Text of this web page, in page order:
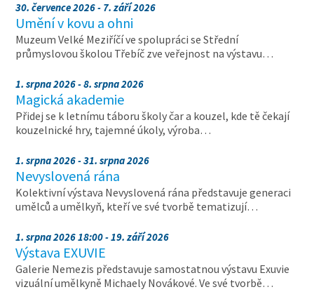
30. července 2026 - 7. září 2026
Umění v kovu a ohni
Muzeum Velké Meziříčí ve spolupráci se Střední
průmyslovou školou Třebíč zve veřejnost na výstavu…
1. srpna 2026 - 8. srpna 2026
Magická akademie
Přidej se k letnímu táboru školy čar a kouzel, kde tě čekají
kouzelnické hry, tajemné úkoly, výroba…
1. srpna 2026 - 31. srpna 2026
Nevyslovená rána
Kolektivní výstava Nevyslovená rána představuje generaci
umělců a umělkyň, kteří ve své tvorbě tematizují…
1. srpna 2026 18:00 - 19. září 2026
Výstava EXUVIE
Galerie Nemezis představuje samostatnou výstavu Exuvie
vizuální umělkyně Michaely Novákové. Ve své tvorbě…